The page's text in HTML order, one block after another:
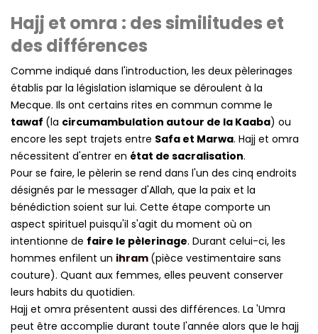
(1 avis)
Hajj et omra : des similitudes et
des différences
Comme indiqué dans l'introduction, les deux pèlerinages
établis par la législation islamique se déroulent à la
Mecque. Ils ont certains rites en commun comme le
tawaf (la circumambulation autour de la Kaaba) ou
encore les sept trajets entre Safa et Marwa. Hajj et omra
nécessitent d'entrer en état de sacralisation.
Pour se faire, le pèlerin se rend dans l'un des cinq endroits
désignés par le messager d'Allah, que la paix et la
bénédiction soient sur lui. Cette étape comporte un
aspect spirituel puisqu'il s'agit du moment où on
intentionne de faire le pèlerinage. Durant celui-ci, les
hommes enfilent un ihram (pièce vestimentaire sans
couture). Quant aux femmes, elles peuvent conserver
leurs habits du quotidien.
Hajj et omra présentent aussi des différences. La 'Umra
peut être accomplie durant toute l'année alors que le hajj